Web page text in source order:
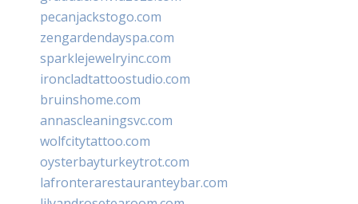
pecanjackstogo.com
zengardendayspa.com
sparklejewelryinc.com
ironcladtattoostudio.com
bruinshome.com
annascleaningsvc.com
wolfcitytattoo.com
oysterbayturkeytrot.com
lafronterarestauranteybar.com